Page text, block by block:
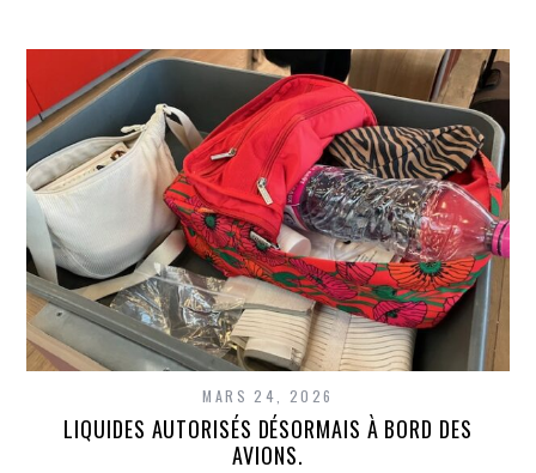
MARS 24, 2026
LIQUIDES AUTORISÉS DÉSORMAIS À BORD DES
AVIONS.